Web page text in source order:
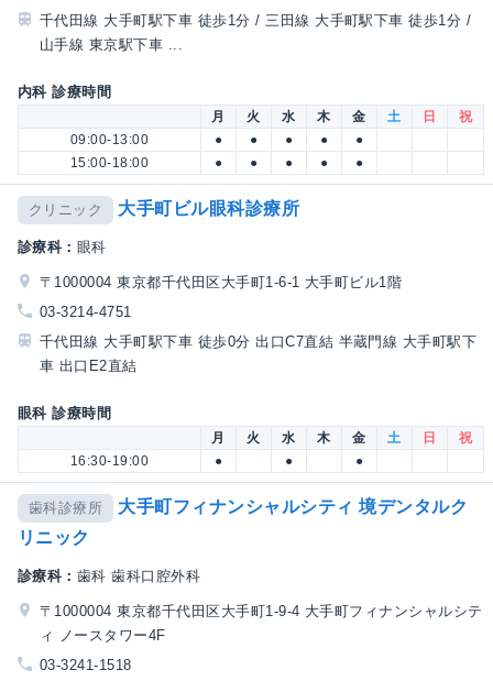
千代田線 大手町駅下車 徒歩1分 / 三田線 大手町駅下車 徒歩1分 /
山手線 東京駅下車 ...
内科 診療時間
月 火 水 木 金 土 日
祝
09:00-13:00
● ● ● ●
●
15:00-18:00
● ● ● ● ●
クリニック 大手町ビル眼科診療所
診療科： 眼科
〒1000004 東京都千代田区大手町1-6-1 大手町ビル1階
03-3214-4751
千代田線 大手町駅下車 徒歩0分 出口C7直結 半蔵門線 大手町駅下
車 出口E2直結
眼科 診療時間
月 火 水 木 金 土 日
祝
16:30-19:00
● ● ●
歯科診療所
大手町フィナンシャルシティ 境デンタルク
リニック
診療科： 歯科 歯科口腔外科
〒1000004 東京都千代田区大手町1-9-4 大手町フィナンシャルシテ
ィ ノースタワー4F
03-3241-1518